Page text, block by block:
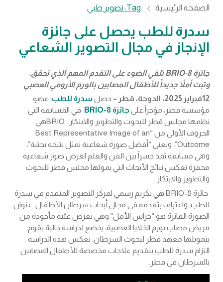
الصفحة الرئيسية Tag: تصوير طبي
سدرة للطب يحصل على جائزة
الإنجاز في مجال التصوير الشعاعي
جائزة BRIO-8 تلقي الضوء على التقدم المهم الذي تحقق،
وتبث أملاً جديداً للأطفال المصابين بالورم الأرومي العصبي
12فبراير 2025، الدوحة، قطر –
حصل سدرة للطب، عضو
مؤسسة قطر، مؤخراً على جائزة BRIO-8
في المسابقة التي
نظمها مجلس قطر للبحوث والتطوير والابتكار. BRIOهي
الحروف الأولى من “Best Representative Image of an
Outcome”، وتعني “أفضل صورة شعاعية تمثل نتيجة بحثية”،
وهي مسابقة تمد جسراً بين الفن والعلم لعرض صور شعاعية
محفزة تعكس نتائج الأبحاث التي يمولها مجلس قطر للبحوث
والتطوير والابتكار.
جائزة BRIO-8 هي تكريم رسمي لمركز التصوير المتقدم في سدرة
للطب، واعتراف بتقدمه في مجال أبحاث سرطان الأطفال. عنوان
الصورة الفائزة هو “حراس الأمل” وهي تعرض عيّنة مأخوذة من
مريض مصاب بورم الخلايا العصبية، يخضع لدراسة حالية يقوم
بتمويلها معهد قطر لبحوث السرطان. تعكس هذه الدراسة
التزام سدرة للطب بتقديم علاجات مخصصة للأطفال المصابين
بالسرطان في قطر.